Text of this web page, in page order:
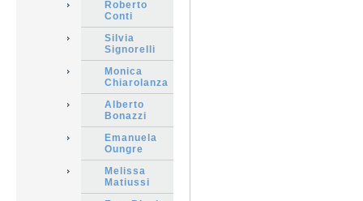
Roberto
Conti
Silvia
Signorelli
Monica
Chiarolanza
Alberto
Bonazzi
Emanuela
Oungre
Melissa
Matiussi